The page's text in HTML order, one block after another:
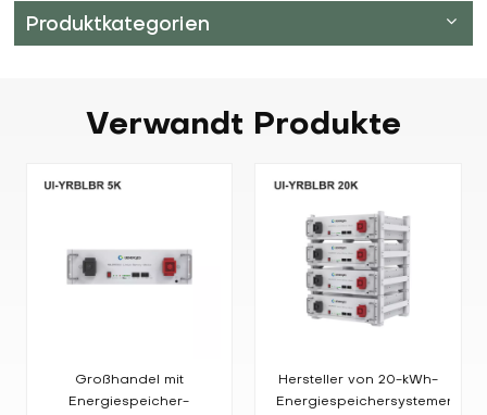
Produktkategorien
Verwandt Produkte
Großhandel mit
Energiespeicher-
Hersteller von 20-kWh-
Energiespeichersystemen